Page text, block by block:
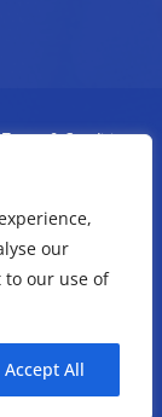
our
to our use of
Accept All
Terms & Condition
byWordPress